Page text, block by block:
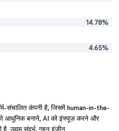
14.78%
4.65%
संचालित कंपनी है, जिसमें human-in-the-
आधुनिक बनाने, AI को इंफ्यूज़ करने और
उद्यम संदर्भ, गहन इंजीन...